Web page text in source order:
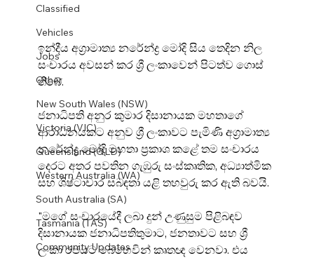
Classified
Vehicles
Jobs
Other
New South Wales (NSW)
Victoria (VIC)
Queensland (QLD)
Western Australia (WA)
South Australia (SA)
Tasmania (TAS)
Community Updates
ඉන්දීය අග්‍රාමාත්‍ය නරේන්ද්‍ර මෝදි සිය තෙදින නිල
සංචාරය අවසන් කර ශ්‍රී ලංකාවෙන් පිටත්ව ගොස්
තිබේ.
ජනාධිපති අනුර කුමාර දිසානායක මහතාගේ
ආරාධනයකට අනුව ශ්‍රී ලංකාවට පැමිණි අග්‍රාමාත්‍ය
නරේන්ද්‍ර මෝදි මහතා ප්‍රකාශ කළේ තම සංචාරය
දෙරට අතර පවතින ගැඹුරු සංස්කෘතික, අධ්‍යාත්මික
සහ ශිෂ්ටාචාර සබඳතා යළි තහවුරු කර ඇති බවයි.
"මගේ සංචාරයේදී ලබා දුන් උණුසුම පිළිබඳව
දිසානායක ජනාධිපතිතුමාට, ජනතාවට සහ ශ්‍රී
ලංකා රජයට බෙහෙවින් කෘතඥ වෙනවා. එය